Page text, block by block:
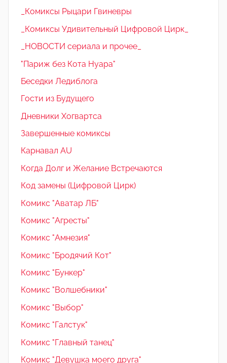
_Комиксы Рыцари Гвиневры
_Комиксы Удивительный Цифровой Цирк_
_НОВОСТИ сериала и прочее_
"Париж без Кота Нуара"
Беседки Ледиблога
Гости из Будущего
Дневники Хогвартса
Завершенные комиксы
Карнавал AU
Когда Долг и Желание Встречаются
Код замены (Цифровой Цирк)
Комикс "Аватар ЛБ"
Комикс "Агресты"
Комикс "Амнезия"
Комикс "Бродячий Кот"
Комикс "Бункер"
Комикс "Волшебники"
Комикс "Выбор"
Комикс "Галстук"
Комикс "Главный танец"
Комикс "Девушка моего друга"